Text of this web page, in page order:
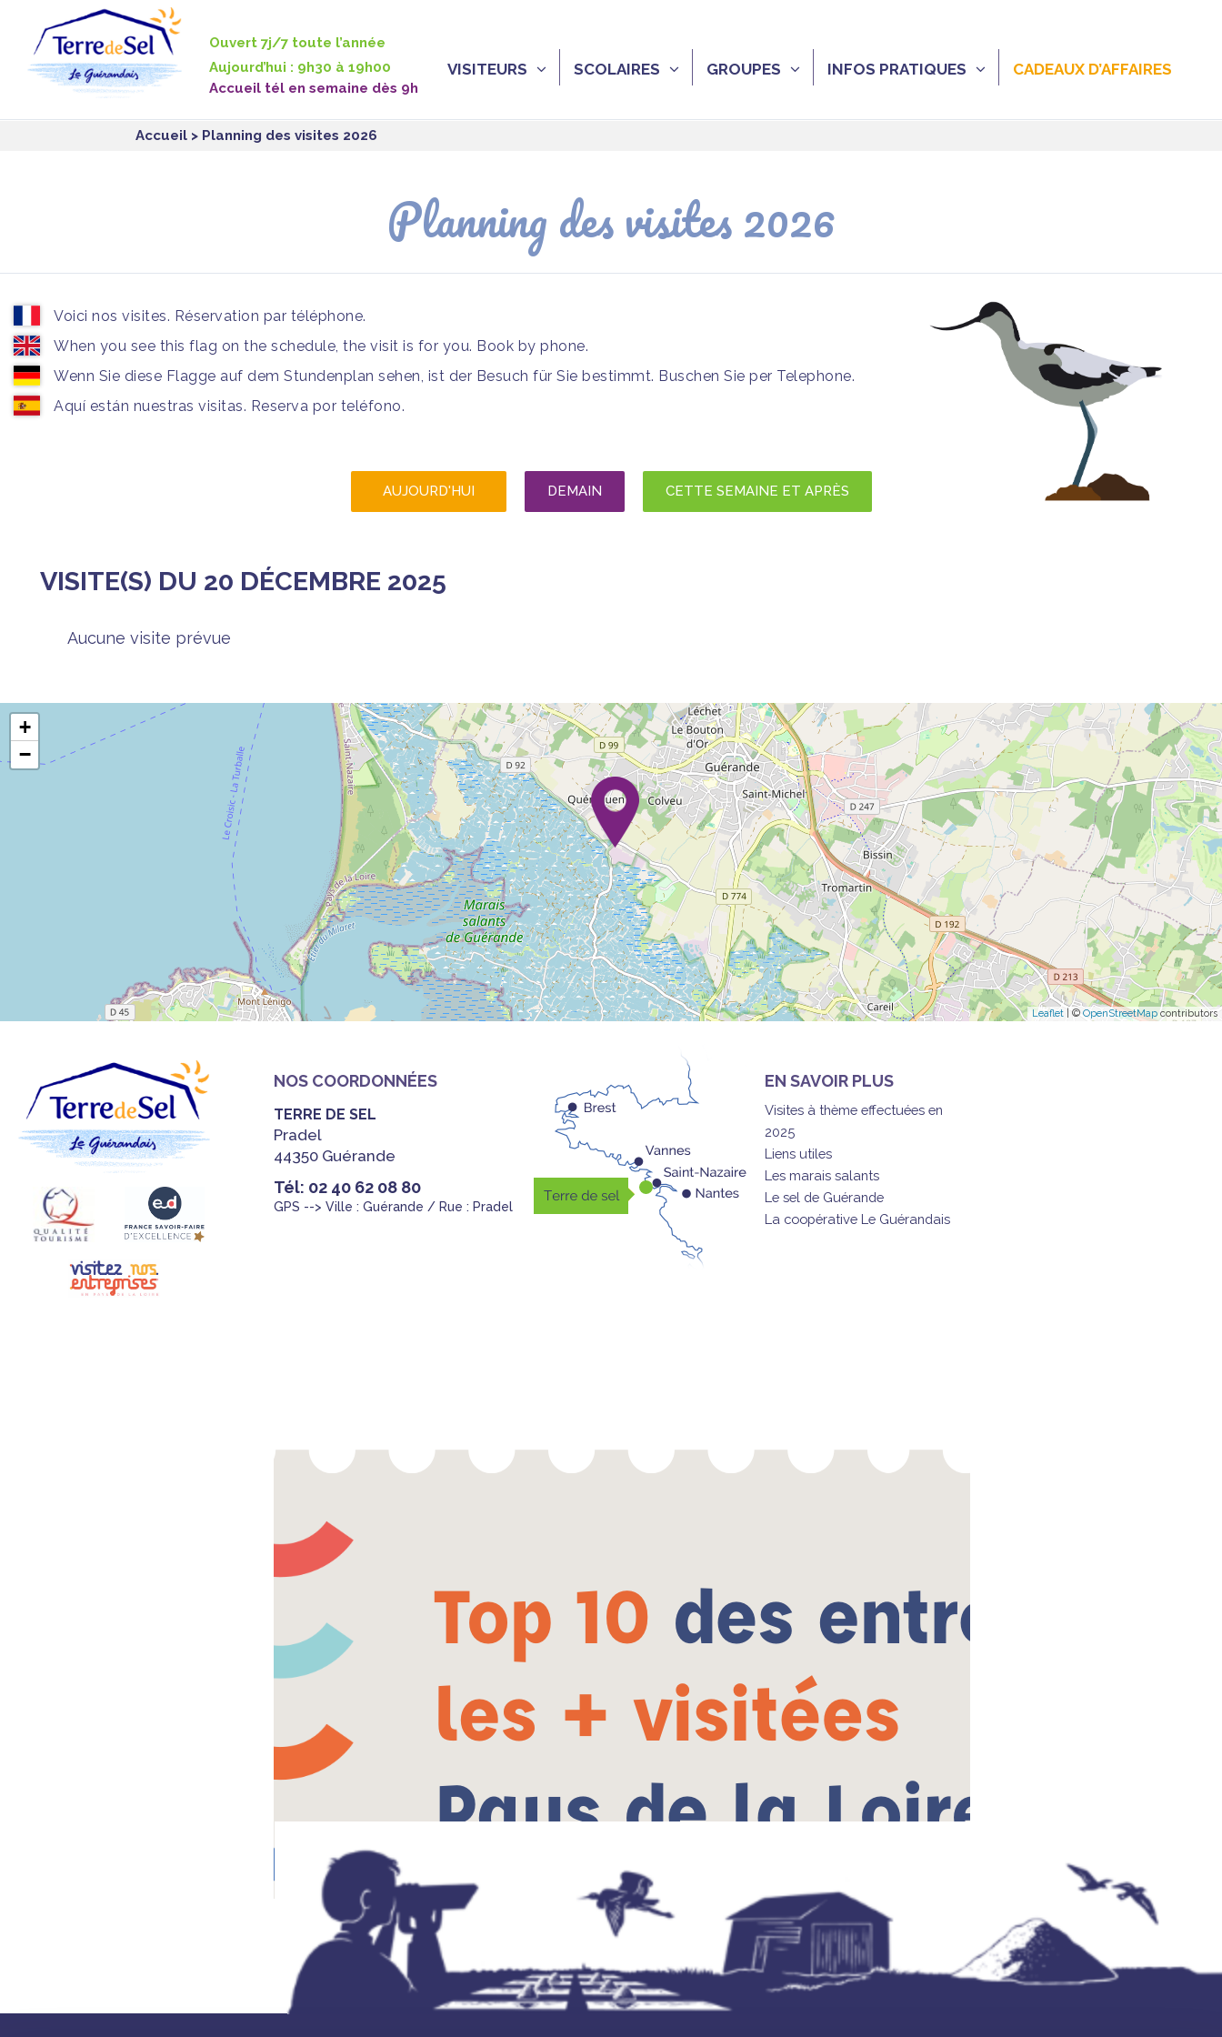
Ouvert 7j/7 toute l’année
Aujourd’hui : 9h30 à 19h00
Accueil tél en semaine dès 9h
VISITEURS SCOLAIRES GROUPES INFOS PRATIQUES CADEAUX D’AFFAIRES
Accueil > Planning des visites 2026
Planning des visites 2026
Voici nos visites. Réservation par téléphone.
When you see this flag on the schedule, the visit is for you. Book by phone.
Wenn Sie diese Flagge auf dem Stundenplan sehen, ist der Besuch für Sie bestimmt. Buschen Sie per Telephone.
Aquí están nuestras visitas. Reserva por teléfono.
AUJOURD'HUI DEMAIN CETTE SEMAINE ET APRÈS
VISITE(S) DU 20 DÉCEMBRE 2025
Aucune visite prévue
+
−
Leaflet | © OpenStreetMap contributors
NOS COORDONNÉES
TERRE DE SEL
Pradel
44350 Guérande
Tél: 02 40 62 08 80
GPS --> Ville : Guérande / Rue : Pradel
EN SAVOIR PLUS
Visites à thème effectuées en
2025
Liens utiles
Les marais salants
Le sel de Guérande
La coopérative Le Guérandais
Panneau de gestion des cookies